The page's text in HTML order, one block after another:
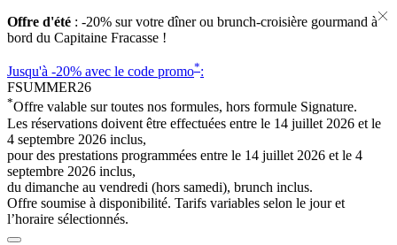
Offre d'été : -20% sur votre dîner ou brunch-croisière gourmand à
bord du Capitaine Fracasse !
Jusqu'à -20% avec le code promo*:
FSUMMER26
*Offre valable sur toutes nos formules, hors formule Signature.
Les réservations doivent être effectuées entre le 14 juillet 2026 et le
4 septembre 2026 inclus,
pour des prestations programmées entre le 14 juillet 2026 et le 4
septembre 2026 inclus,
du dimanche au vendredi (hors samedi), brunch inclus.
Offre soumise à disponibilité. Tarifs variables selon le jour et
l’horaire sélectionnés.